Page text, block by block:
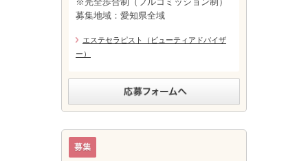
募集地域：愛知県全域
エステセラピスト（ビューティアドバイザ
ー）